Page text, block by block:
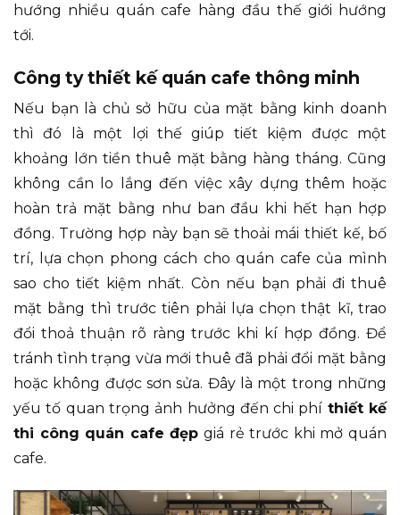
hướng nhiều quán cafe hàng đầu thế giới hướng
tới.
Công ty thiết kế quán cafe thông minh
Nếu bạn là chủ sở hữu của mặt bằng kinh doanh
thì đó là một lợi thế giúp tiết kiệm được một
khoảng lớn tiền thuê mặt bằng hàng tháng. Cũng
không cần lo lắng đến việc xây dựng thêm hoặc
hoàn trả mặt bằng như ban đầu khi hết hạn hợp
đồng. Trường hợp này bạn sẽ thoải mái thiết kế, bố
trí, lựa chọn phong cách cho quán cafe của mình
sao cho tiết kiệm nhất. Còn nếu bạn phải đi thuê
mặt bằng thì trước tiên phải lựa chọn thật kĩ, trao
đổi thoả thuận rõ ràng trước khi kí hợp đồng. Để
tránh tình trạng vừa mới thuê đã phải đổi mặt bằng
hoặc không được sơn sửa. Đây là một trong những
yếu tố quan trọng ảnh hưởng đến chi phí thiết kế
thi công quán cafe đẹp giá rẻ trước khi mở quán
cafe.